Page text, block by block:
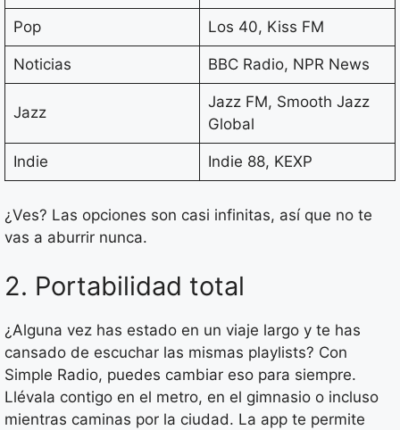
Pop Los 40, Kiss FM
Noticias BBC Radio, NPR News
Jazz
Jazz FM, Smooth Jazz
Global
Indie Indie 88, KEXP
¿Ves? Las opciones son casi infinitas, así que no te
vas a aburrir nunca.
2. Portabilidad total
¿Alguna vez has estado en un viaje largo y te has
cansado de escuchar las mismas playlists? Con
Simple Radio, puedes cambiar eso para siempre.
Llévala contigo en el metro, en el gimnasio o incluso
mientras caminas por la ciudad. La app te permite